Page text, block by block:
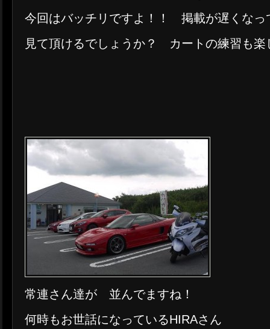
今回はバッチリですよ！！ 掲載が遅くなっ
見て頂けるでしょうか？ カートの練習も楽
常連さん達が 並んでますね！
何時もお世話になっているHIRAさん